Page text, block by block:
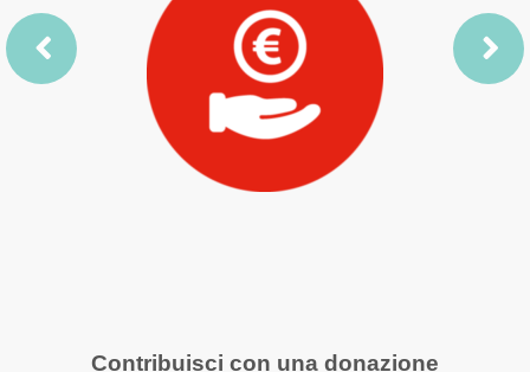
Contribuisci con una donazione